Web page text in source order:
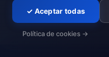
✓ Aceptar todas
Política de cookies →